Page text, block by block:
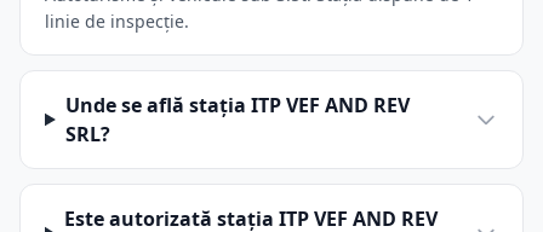
linie de inspecție.
Unde se află stația ITP VEF AND REV
SRL?
Este autorizată stația ITP VEF AND REV